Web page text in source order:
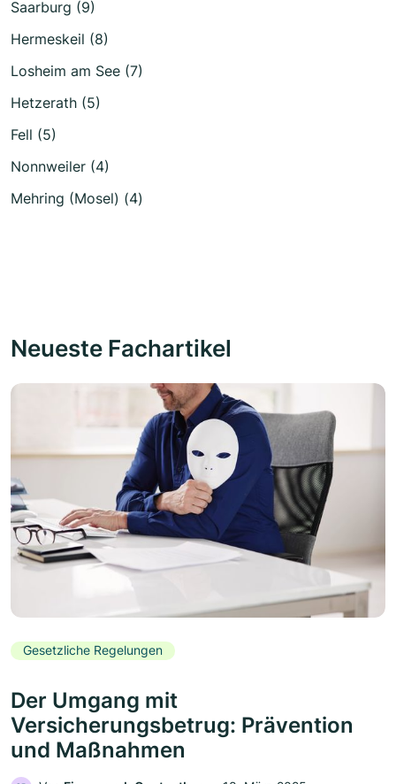
Saarburg (9)
Hermeskeil (8)
Losheim am See (7)
Hetzerath (5)
Fell (5)
Nonnweiler (4)
Mehring (Mosel) (4)
Neueste Fachartikel
Gesetzliche Regelungen
Der Umgang mit
Versicherungsbetrug: Prävention
und Maßnahmen